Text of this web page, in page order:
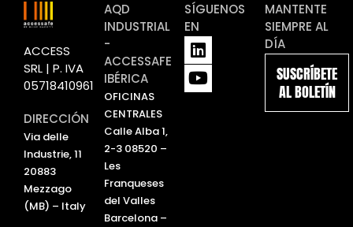
ACCESS
SRL | P. IVA
05718410961
DIRECCIÓN
Via delle
Industrie, 11
20883
Mezzago
(MB) – Italy
AQD
INDUSTRIAL
-
ACCESSAFE
IBÉRICA
OFICINAS
CENTRALES
Calle Alba 1,
2-3 08520 –
Les
Franqueses
del Valles
Barcelona –
SÍGUENOS
EN
L
i
n
k
Y
o
u
t
MANTENTE
SIEMPRE AL
DÍA
SUSCRÍBETE
AL BOLETÍN